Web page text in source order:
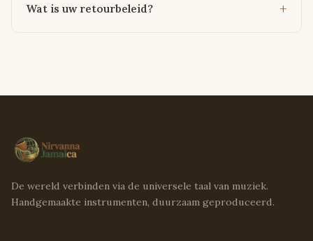
Wat is uw retourbeleid?
De wereld verbinden via de universele taal van muziek.
Handgemaakte instrumenten, duurzaam geproduceerd.